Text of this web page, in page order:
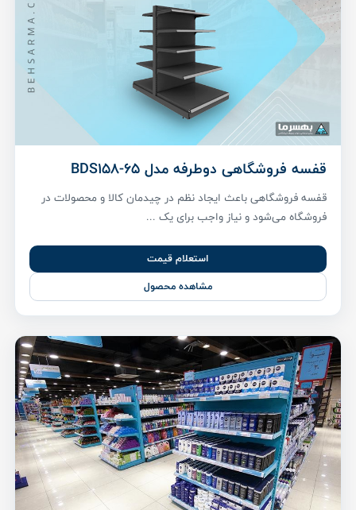
قفسه فروشگاهی دوطرفه مدل BDS158-65
قفسه فروشگاهی باعث ایجاد نظم در چیدمان کالا و محصولات در
فروشگاه می‌شود و نیاز واجب برای یک ...
استعلام قیمت
مشاهده محصول